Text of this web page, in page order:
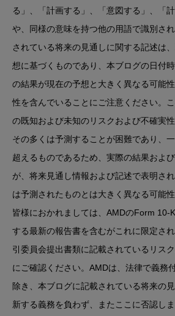
る」、「計画する」、「意図する」、「
や、同様の意味を持つ他の用語で識別さ
されている将来の見通しに関する記述は
想に基づくものであり、本ブログの日付
の結果が現在の予想と大きく異なる可能
性を含んでいることにご注意ください。
の既知および未知のリスクおよび不確実
その多くは予測することが困難であり、
超えるものであるため、実際の結果およ
が、将来見通し情報および記述で表明さ
は予測されたものとは大きく異なる可能
皆様におかれましては、AMDのForm 10-
する最新の報告書を含むがこれに限定さ
引委員会提出書類に記載されているリス
にご確認ください。AMDは、法律で義務
除き、本ブログに記載されている将来の
新する義務を負わず、またここに否認しま